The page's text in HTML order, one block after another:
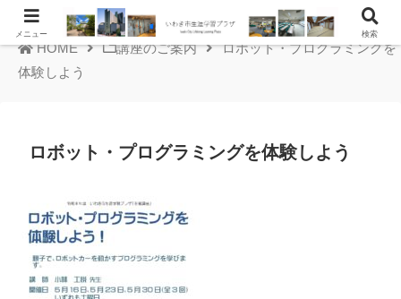
HOME 講座のご案内
ロボット・プログラミングを
体験しよう
ロボット・プログラミングを体験しよう
メニュー 検索